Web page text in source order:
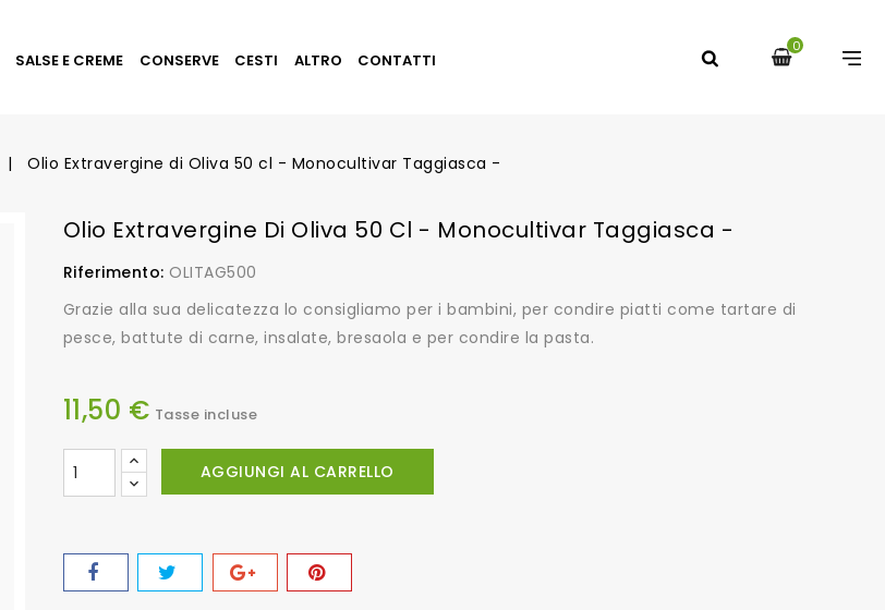
0
SALSE E CREME CONSERVE CESTI ALTRO CONTATTI
Olio Extravergine di Oliva 50 cl - Monocultivar Taggiasca -
Olio Extravergine Di Oliva 50 Cl - Monocultivar Taggiasca -
Riferimento: OLITAG500
Grazie alla sua delicatezza lo consigliamo per i bambini, per condire piatti come tartare di
pesce, battute di carne, insalate, bresaola e per condire la pasta.
11,50 € Tasse incluse
AGGIUNGI AL CARRELLO